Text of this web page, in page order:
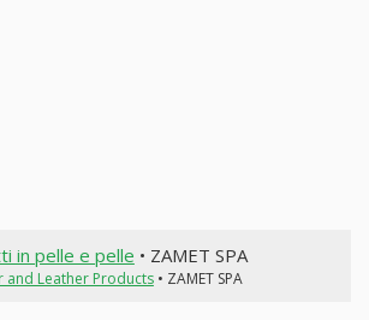
in pelle e pelle • ZAMET SPA
and Leather Products• ZAMET SPA